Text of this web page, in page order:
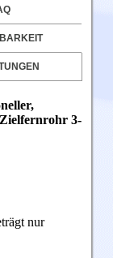
3-
nur